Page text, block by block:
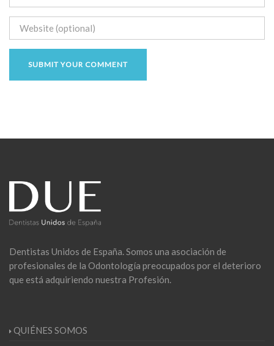
Dentistas Unidos de España. Somos una asociación de
profesionales de la Odontología preocupados por el deterioro
que está adquiriendo nuestra Profesión.
QUIÉNES SOMOS